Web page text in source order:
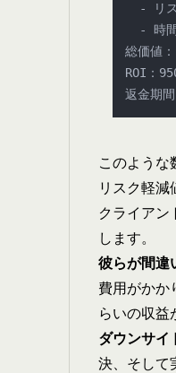
- リ
- 時
総価値：
ROI：
このような
リスク軽減
クライア
します。
彼らが間違
費用がかか
らいの収益
ダウンサイ
決、そして